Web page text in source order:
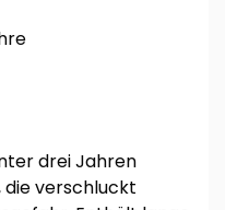
drei Jahren
die verschluckt